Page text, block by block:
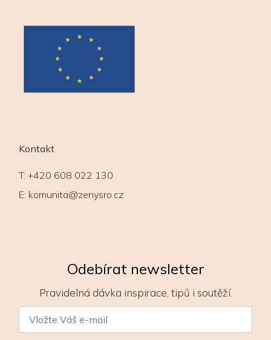
Kontakt
T: +420 608 022 130
E: komunita@zenysro.cz
Odebírat newsletter
Pravidelná dávka inspirace, tipů i soutěží.